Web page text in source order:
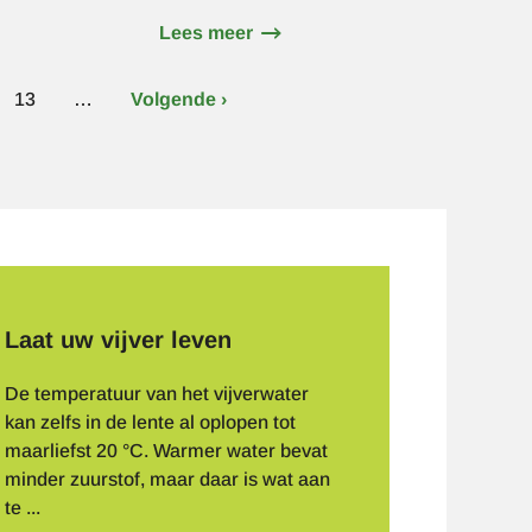
Lees meer over
Page
13 …
Volgende
Volgende ›
Laat uw vijver leven
De temperatuur van het vijverwater
kan zelfs in de lente al oplopen tot
maarliefst 20 °C. Warmer water bevat
minder zuurstof, maar daar is wat aan
te ...